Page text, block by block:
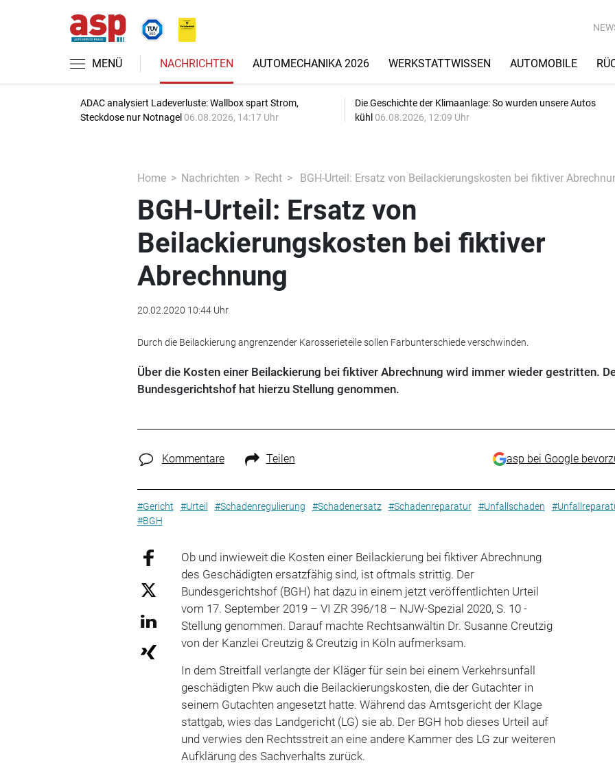
MENÜ NACHRICHTEN AUTOMECHANIKA 2026 WERKSTATTWISSEN AUTOMOBILE
ADAC analysiert Ladeverluste: Wallbox spart Strom,
Steckdose nur Notnagel 06.08.2026, 14:17 Uhr
Die Geschichte der Klimaanlage: So wurden unsere Autos
kühl 06.08.2026, 12:09 Uhr
Home Nachrichten Recht BGH-Urteil: Ersatz von Beilackierungskosten bei fiktiver
BGH-Urteil: Ersatz von
Beilackierungskosten bei fiktiver
Abrechnung
20.02.2020 10:44 Uhr
Durch die Beilackierung angrenzender Karosserieteile sollen Farbunterschiede verschwinden.
Über die Kosten einer Beilackierung bei fiktiver Abrechnung wird immer wieder gestritten.
Bundesgerichtshof hat hierzu Stellung genommen.
Kommentare Teilen asp bei Google
#Gericht #Urteil #Schadenregulierung #Schadenersatz #Schadenreparatur #Unfallschaden
#BGH
Ob und inwieweit die Kosten einer Beilackierung bei fiktiver Abrechnung
des Geschädigten ersatzfähig sind, ist oftmals strittig. Der
Bundesgerichtshof (BGH) hat dazu in einem jetzt veröffentlichten Urteil
vom 17. September 2019 – VI ZR 396/18 – NJW-Spezial 2020, S. 10 -
Stellung genommen. Darauf machte Rechtsanwältin Dr. Susanne Creutzig
von der Kanzlei Creutzig & Creutzig in Köln aufmerksam.
In dem Streitfall verlangte der Kläger für sein bei einem Verkehrsunfall
geschädigten Pkw auch die Beilackierungskosten, die der Gutachter in
seinem Gutachten angesetzt hatte. Während das Amtsgericht der Klage
stattgab, wies das Landgericht (LG) sie ab. Der BGH hob dieses Urteil auf
und verwies den Rechtsstreit an eine andere Kammer des LG zur weiteren
Aufklärung des Sachverhalts zurück.